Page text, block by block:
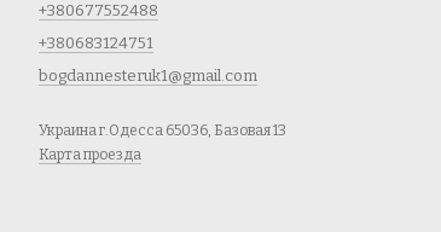
+380677552488
+380683124751
bogdannesteruk1@gmail.com
Украина г.Одесса 65036, Базовая 13
Карта проезда